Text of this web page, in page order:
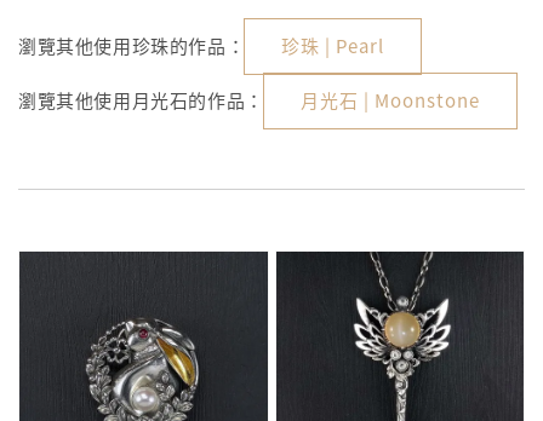
瀏覽其他使用珍珠的作品： 珍珠 | Pearl
瀏覽其他使用月光石的作品： 月光石 | Moonstone